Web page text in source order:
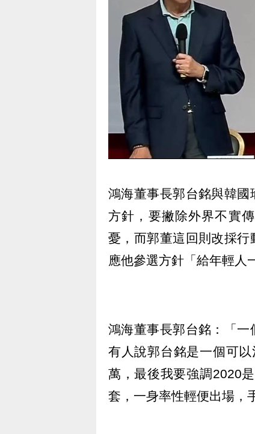
鴻海董事長郭台銘與韓
方針，要撇除外界不實
憂，而郭董這回則改採
應他參選方針「給年輕人
鴻海董事長郭台銘：「
有人說郭台銘是一個可
萬，最後我要強調2020
套，一身率性輕便出場，